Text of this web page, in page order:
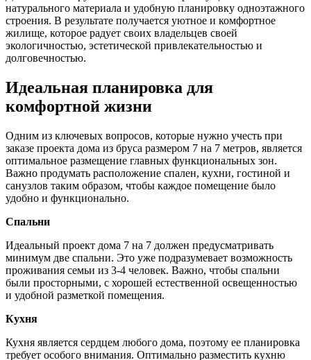
натурального материала и удобную планировку одноэтажного
строения. В результате получается уютное и комфортное
жилище, которое радует своих владельцев своей
экологичностью, эстетической привлекательностью и
долговечностью.
Идеальная планировка для
комфортной жизни
Одним из ключевых вопросов, которые нужно учесть при
заказе проекта дома из бруса размером 7 на 7 метров, является
оптимальное размещение главных функциональных зон.
Важно продумать расположение спален, кухни, гостиной и
санузлов таким образом, чтобы каждое помещение было
удобно и функционально.
Спальни
Идеальный проект дома 7 на 7 должен предусматривать
минимум две спальни. Это уже подразумевает возможность
проживания семьи из 3-4 человек. Важно, чтобы спальни
были просторными, с хорошей естественной освещенностью
и удобной разметкой помещения.
Кухня
Кухня является сердцем любого дома, поэтому ее планировка
требует особого внимания. Оптимально разместить кухню